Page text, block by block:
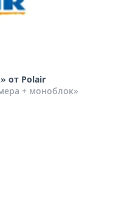
от Polair
+ моноблок»